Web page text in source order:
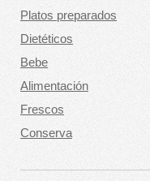
Platos preparados
Dietéticos
Bebe
Alimentación
Frescos
Conserva